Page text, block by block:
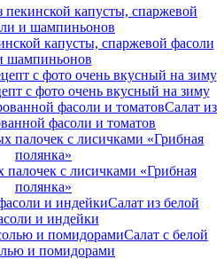
капусты, спаржевой фасоли
шампиньонов
с фото очень вкусный на зиму
Салат из
фасоли и томатов
палочек с лисичками «Грибная
полянка»
Салат из белой
и индейки
Салат с белой
и помидорами